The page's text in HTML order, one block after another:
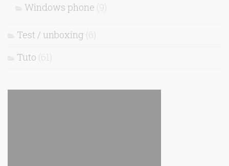
Windows phone (9)
Test / unboxing (6)
Tuto (61)